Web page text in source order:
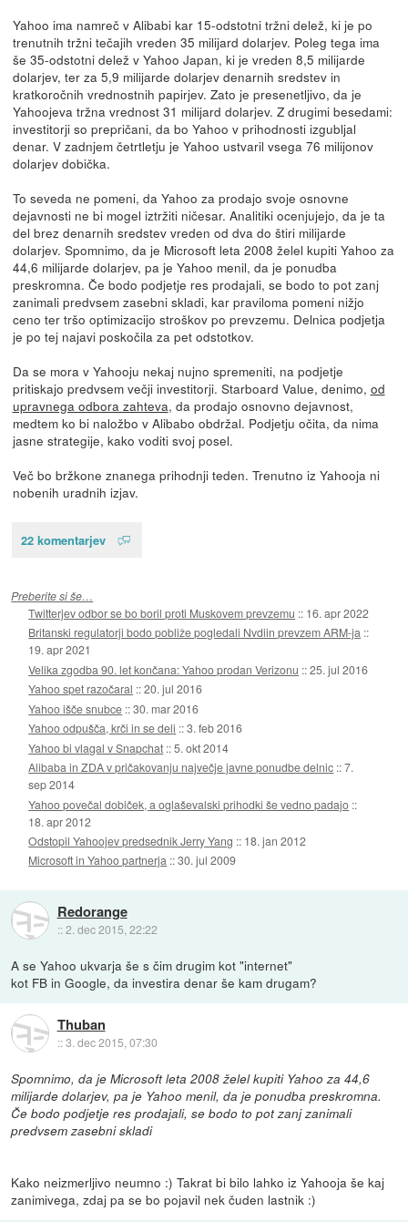
Yahoo ima namreč v Alibabi kar 15-odstotni tržni delež, ki je po
trenutnih tržni tečajih vreden 35 milijard dolarjev. Poleg tega ima
še 35-odstotni delež v Yahoo Japan, ki je vreden 8,5 milijarde
dolarjev, ter za 5,9 milijarde dolarjev denarnih sredstev in
kratkoročnih vrednostnih papirjev. Zato je presenetljivo, da je
Yahoojeva tržna vrednost 31 milijard dolarjev. Z drugimi besedami:
investitorji so prepričani, da bo Yahoo v prihodnosti izgubljal
denar. V zadnjem četrtletju je Yahoo ustvaril vsega 76 milijonov
dolarjev dobička.
To seveda ne pomeni, da Yahoo za prodajo svoje osnovne
dejavnosti ne bi mogel iztržiti ničesar. Analitiki ocenjujejo, da je ta
del brez denarnih sredstev vreden od dva do štiri milijarde
dolarjev. Spomnimo, da je Microsoft leta 2008 želel kupiti Yahoo za
44,6 milijarde dolarjev, pa je Yahoo menil, da je ponudba
preskromna. Če bodo podjetje res prodajali, se bodo to pot zanj
zanimali predvsem zasebni skladi, kar praviloma pomeni nižjo
ceno ter tršo optimizacijo stroškov po prevzemu. Delnica podjetja
je po tej najavi poskočila za pet odstotkov.
Da se mora v Yahooju nekaj nujno spremeniti, na podjetje
pritiskajo predvsem večji investitorji. Starboard Value, denimo, od
upravnega odbora zahteva, da prodajo osnovno dejavnost,
medtem ko bi naložbo v Alibabo obdržal. Podjetju očita, da nima
jasne strategije, kako voditi svoj posel.
Več bo bržkone znanega prihodnji teden. Trenutno iz Yahooja ni
nobenih uradnih izjav.
22 komentarjev
Preberite si še…
Twitterjev odbor se bo boril proti Muskovem prevzemu :: 16. apr 2022
Britanski regulatorji bodo pobliže pogledali Nvdiin prevzem ARM-ja ::
19. apr 2021
Velika zgodba 90. let končana: Yahoo prodan Verizonu ::25. jul 2016
Yahoo spet razočaral ::20. jul 2016
Yahoo išče snubce ::30. mar 2016
Yahoo odpušča, krči in se deli ::3. feb 2016
Yahoo bi vlagal v Snapchat ::5. okt 2014
Alibaba in ZDA v pričakovanju največje javne ponudbe delnic ::7.
sep 2014
Yahoo povečal dobiček, a oglaševalski prihodki še vedno padajo ::
18. apr 2012
Odstopil Yahoojev predsednik Jerry Yang :: 18. jan 2012
Microsoft in Yahoo partnerja ::30. jul 2009
Redorange
::2. dec 2015, 22:22
A se Yahoo ukvarja še s čim drugim kot "internet"
kot FB in Google, da investira denar še kam drugam?
Thuban
::3. dec 2015, 07:30
Spomnimo, da je Microsoft leta 2008 želel kupiti Yahoo za 44,6
milijarde dolarjev, pa je Yahoo menil, da je ponudba preskromna.
Če bodo podjetje res prodajali, se bodo to pot zanj zanimali
predvsem zasebni skladi
Kako neizmerljivo neumno :) Takrat bi bilo lahko iz Yahooja še kaj
zanimivega, zdaj pa se bo pojavil nek čuden lastnik :)